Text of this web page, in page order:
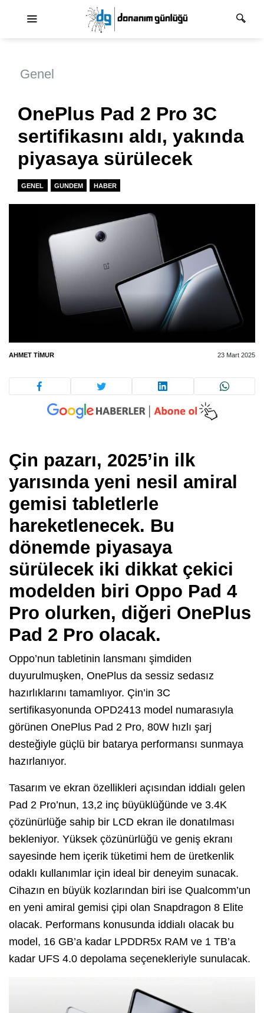
Genel
OnePlus Pad 2 Pro 3C
sertifikasını aldı, yakında
piyasaya sürülecek
GENEL GUNDEM HABER
AHMET TIMUR 23 Mart 2025
Çin pazarı, 2025’in ilk
yarısında yeni nesil amiral
gemisi tabletlerle
hareketlenecek. Bu
dönemde piyasaya
sürülecek iki dikkat çekici
modelden biri Oppo Pad 4
Pro olurken, diğeri OnePlus
Pad 2 Pro olacak.
Oppo’nun tabletinin lansmanı şimdiden
duyurulmuşken, OnePlus da sessiz sedasız
hazırlıklarını tamamlıyor. Çin’in 3C
sertifikasyonunda OPD2413 model numarasıyla
görünen OnePlus Pad 2 Pro, 80W hızlı şarj
desteğiyle güçlü bir batarya performansı sunmaya
hazırlanıyor.
Tasarım ve ekran özellikleri açısından iddialı gelen
Pad 2 Pro’nun, 13,2 inç büyüklüğünde ve 3.4K
çözünürlüğe sahip bir LCD ekran ile donatılması
bekleniyor. Yüksek çözünürlüğü ve geniş ekranı
sayesinde hem içerik tüketimi hem de üretkenlik
odaklı kullanımlar için ideal bir deneyim sunacak.
Cihazın en büyük kozlarından biri ise Qualcomm’un
en yeni amiral gemisi çipi olan Snapdragon 8 Elite
olacak. Performans konusunda iddialı olacak bu
model, 16 GB’a kadar LPDDR5x RAM ve 1 TB’a
kadar UFS 4.0 depolama seçenekleriyle sunulacak.